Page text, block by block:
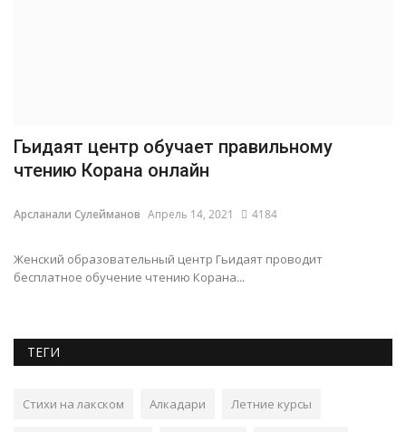
Гьидаят центр обучает правильному
чтению Корана онлайн
Арсланали Сулейманов Апрель 14, 2021 4184
Женский образовательный центр Гьидаят проводит
бесплатное обучение чтению Корана...
ТЕГИ
Стихи на лакском Алкадари Летние курсы